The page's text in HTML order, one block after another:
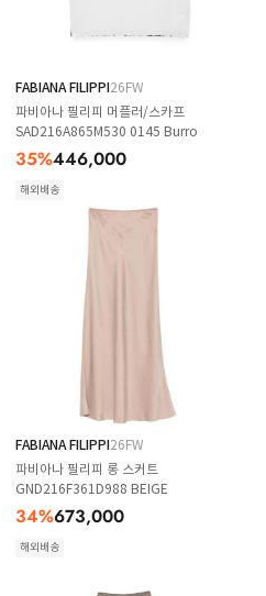
FABIANA FILIPPI26FW
파비아나 필리피 머플러/스카프
SAD216A865M530 0145 Burro
35%446,000
해외배송
FABIANA FILIPPI26FW
파비아나 필리피 롱 스커트
GND216F361D988 BEIGE
34%673,000
해외배송